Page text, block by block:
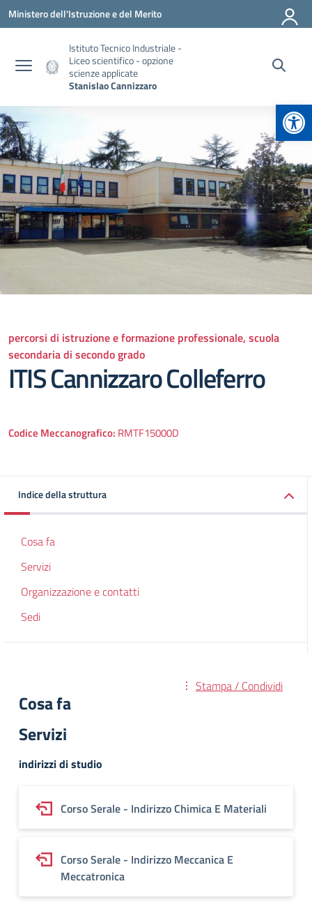
Vai ai contenuti
Vai al menu di navigazione
Vai al footer
Ministero dell'Istruzione e del Merito
Istituto Tecnico Industriale -
Liceo scientifico - opzione
scienze applicate
Stanislao Cannizzaro
percorsi di istruzione e formazione professionale, scuola
secondaria di secondo grado
ITIS Cannizzaro Colleferro
Codice Meccanografico: RMTF15000D
Indice della struttura
Cosa fa
Servizi
Organizzazione e contatti
Sedi
Stampa / Condividi
Cosa fa
Servizi
indirizzi di studio
Corso Serale - Indirizzo Chimica E Materiali
Corso Serale - Indirizzo Meccanica E
Meccatronica